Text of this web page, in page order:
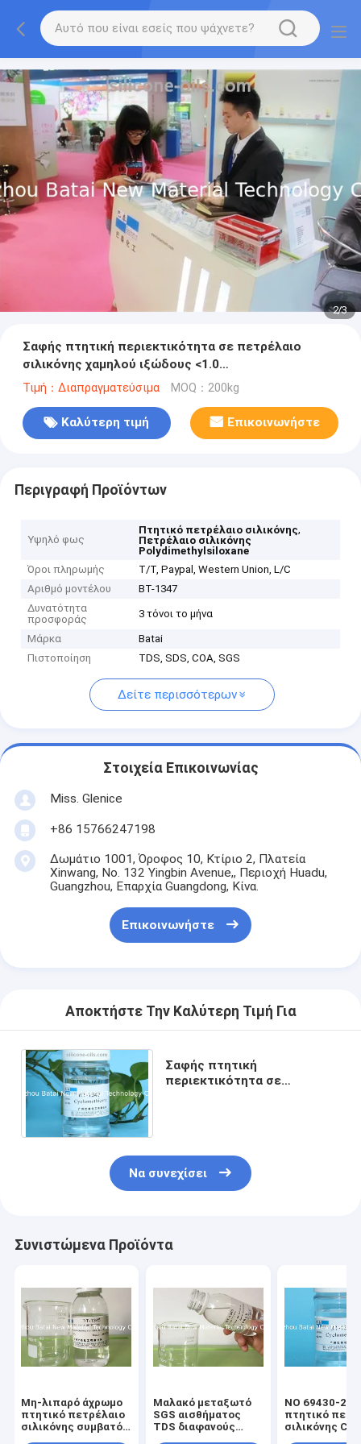
2/3
Σαφής πτητική περιεκτικότητα σε πετρέλαιο
σιλικόνης χαμηλού ιξώδους <1.0
Cyclotetrasiloxance
Τιμή：Διαπραγματεύσιμα MOQ：200kg
Καλύτερη τιμή Επικοινωνήστε
Περιγραφή Προϊόντων
Υψηλό φως
Πτητικό πετρέλαιο σιλικόνης,
Πετρέλαιο σιλικόνης
Polydimethylsiloxane
Όροι πληρωμής
T/T, Paypal, Western Union, L/C
Αριθμό μοντέλου
BT-1347
Δυνατότητα
προσφοράς
3 τόνοι το μήνα
Μάρκα
Batai
Πιστοποίηση
TDS, SDS, COA, SGS
Δείτε περισσότερων
Στοιχεία Επικοινωνίας
Miss. Glenice
+86 15766247198
Δωμάτιο 1001, Όροφος 10, Κτίριο 2, Πλατεία
Xinwang, No. 132 Yingbin Avenue,, Περιοχή Huadu,
Guangzhou, Επαρχία Guangdong, Κίνα.
Επικοινωνήστε
Αποκτήστε Την Καλύτερη Τιμή Για
Σαφής πτητική
περιεκτικότητα σε
Να συνεχίσει
Συνιστώμενα Προϊόντα
Μη-λιπαρό άχρωμο
πτητικό πετρέλαιο
σιλικόνης συμβατό
Μαλακό μεταξωτό
SGS αισθήματος
TDS διαφανούς
ΝΟ 69430-24-
πτητικό
σιλικόνης